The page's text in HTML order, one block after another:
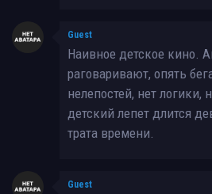
Guest
Наивное детское кино.
раговаривают, опять
нелепостей, нет логики,
детский лепет длится
трата времени.
Guest